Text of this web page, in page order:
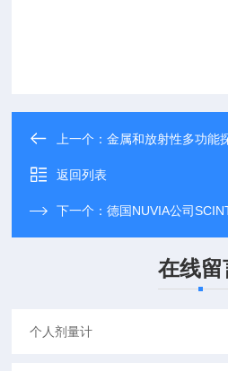
上一个：金属和放射性多功能
返回列表
下一个：德国NUVIA公司
在线留